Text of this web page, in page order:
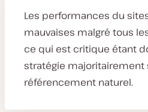
Les performances du
mauvaises malgré tous
ce qui est critique étant
stratégie majoritairement
référencement naturel.